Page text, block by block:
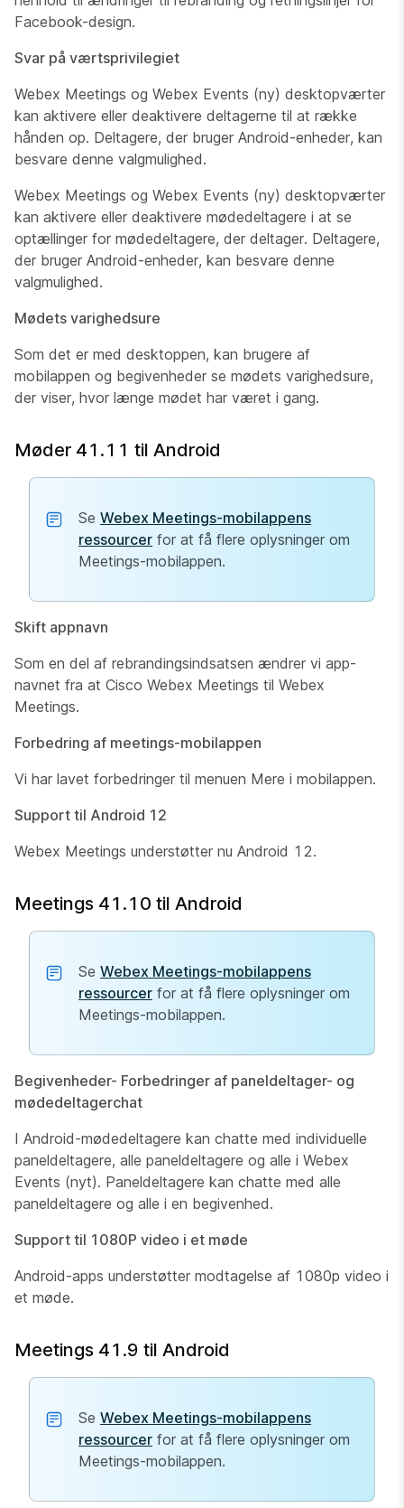
Facebook-design.
Svar på værtsprivilegiet
Webex Meetings og Webex Events (ny) desktopværter
kan aktivere eller deaktivere deltagerne til at række
hånden op. Deltagere, der bruger Android-enheder, kan
besvare denne valgmulighed.
Webex Meetings og Webex Events (ny) desktopværter
kan aktivere eller deaktivere mødedeltagere i at se
optællinger for mødedeltagere, der deltager. Deltagere,
der bruger Android-enheder, kan besvare denne
valgmulighed.
Mødets varighedsure
Som det er med desktoppen, kan brugere af
mobilappen og begivenheder se mødets varighedsure,
der viser, hvor længe mødet har været i gang.
Møder 41.11 til Android
Se Webex Meetings-mobilappens
ressourcer for at få flere oplysninger om
Meetings-mobilappen.
Skift appnavn
Som en del af rebrandingsindsatsen ændrer vi app-
navnet fra at Cisco Webex Meetings til Webex
Meetings.
Forbedring af meetings-mobilappen
Vi har lavet forbedringer til menuen Mere i mobilappen.
Support til Android 12
Webex Meetings understøtter nu Android 12.
Meetings 41.10 til Android
Se Webex Meetings-mobilappens
ressourcer for at få flere oplysninger om
Meetings-mobilappen.
Begivenheder- Forbedringer af paneldeltager- og
mødedeltagerchat
I Android-mødedeltagere kan chatte med individuelle
paneldeltagere, alle paneldeltagere og alle i Webex
Events (nyt).​ Paneldeltagere kan chatte med alle
paneldeltagere og alle i en begivenhed.
Support til 1080P video i et møde
Android-apps understøtter modtagelse af 1080p video i
et møde.
Meetings 41.9 til Android
Se Webex Meetings-mobilappens
ressourcer for at få flere oplysninger om
Meetings-mobilappen.